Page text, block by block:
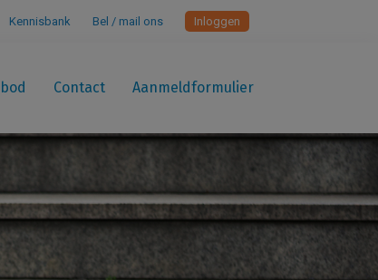
Kennisbank Bel / mail ons Inloggen
Contact Aanmeldformulier